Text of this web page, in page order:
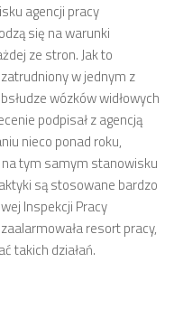
agencji pracy
się na warunki
ze stron. Jak to
w jednym z
wózków widłowych
podpisał z agencją
nieco ponad roku,
tym samym stanowisku
są stosowane bardzo
Inspekcji Pracy
resort pracy,
takich działań.